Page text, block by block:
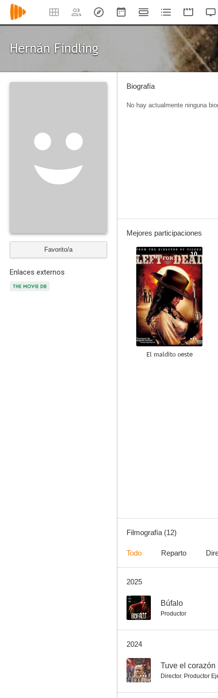
Hernán Findling
Favorito/a
Enlaces externos
Biografía
No hay actualmente ninguna
Mejores participaciones
10
El maldito oeste
Filmografía (12)
Todo Reparto
2025
-- Búfalo
Productor
2024
-- Tuve el corazón
Director, Productor